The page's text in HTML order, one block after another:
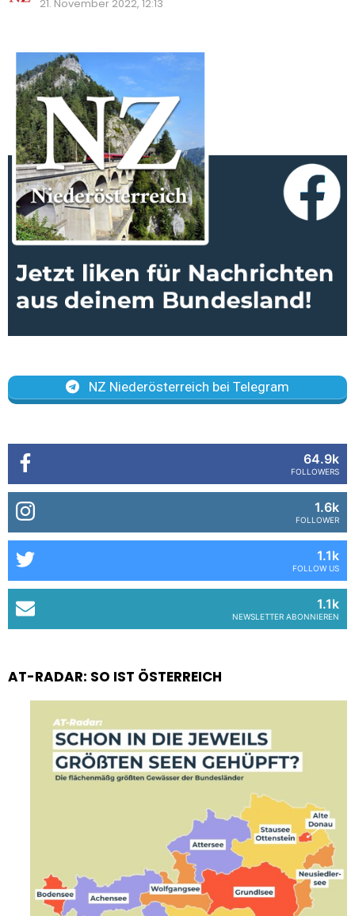
21. November 2022, 12:13
NZ Niederösterreich bei Telegram
64.9k
FOLLOWERS
1.6k
FOLLOWER
1.1k
FOLLOW US
1.1k
NEWSLETTER ABONNIEREN
AT-RADAR: SO IST ÖSTERREICH